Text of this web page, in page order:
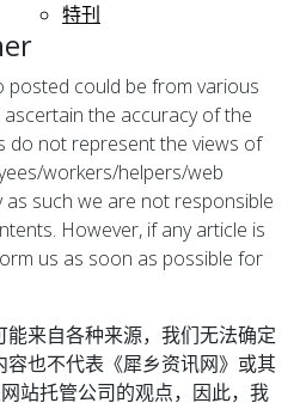
特刊
posted could be from various
the accuracy of the
do not represent the views of
workers/helpers/web
such we are not responsible
However, if any article is
us as soon as possible for
来自各种来源，我们无法确定
也不代表《犀乡资讯网》或其
站托管公司的观点，因此，我